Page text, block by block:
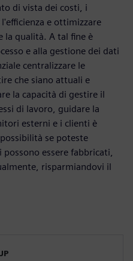
di vista dei costi, i
e ottimizzare
la qualità. A tal fine è
e alla gestione dei dati
centralizzare le
che siano attuali e
la capacità di gestire il
di lavoro, guidare la
esterni e i clienti è
se poteste
essere fabbricati,
risparmiandovi il